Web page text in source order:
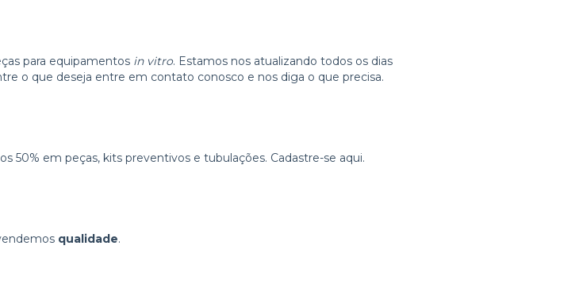
para equipamentos in vitro. Estamos nos atualizando todos os dias
o que deseja entre em contato conosco e nos diga o que precisa.
50% em peças, kits preventivos e tubulações. Cadastre-se aqui.
qualidade.